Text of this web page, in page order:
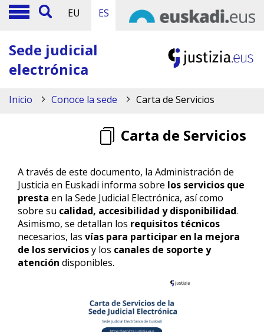
EU ES
Sede judicial
electrónica
Inicio Conoce la sede Carta de Servicios
Carta de Servicios
A través de este documento, la Administración de
Justicia en Euskadi informa sobre los servicios que
presta en la Sede Judicial Electrónica, así como
sobre su calidad, accesibilidad y disponibilidad.
Asimismo, se detallan los requisitos técnicos
necesarios, las vías para participar en la mejora
de los serviciosy los canales de soporte y
atención disponibles.